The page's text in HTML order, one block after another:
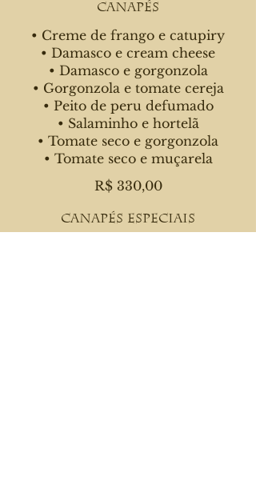
Canapés
• Creme de frango e catupiry
• Damasco e cream cheese
• Damasco e gorgonzola
• Gorgonzola e tomate cereja
• Peito de peru defumado
• Salaminho e hortelã
• Tomate seco e gorgonzola
• Tomate seco e muçarela
R$ 330,00
Canapés Especiais